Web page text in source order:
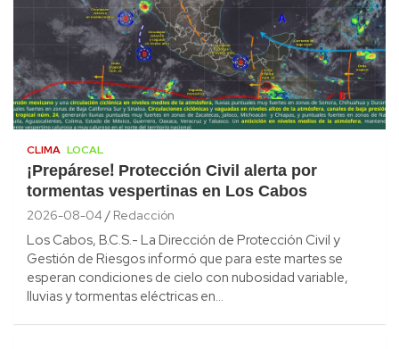
CLIMA LOCAL
¡Prepárese! Protección Civil alerta por
tormentas vespertinas en Los Cabos
2026-08-04 Redacción
Los Cabos, B.C.S.- La Dirección de Protección Civil y
Gestión de Riesgos informó que para este martes se
esperan condiciones de cielo con nubosidad variable,
lluvias y tormentas eléctricas en…